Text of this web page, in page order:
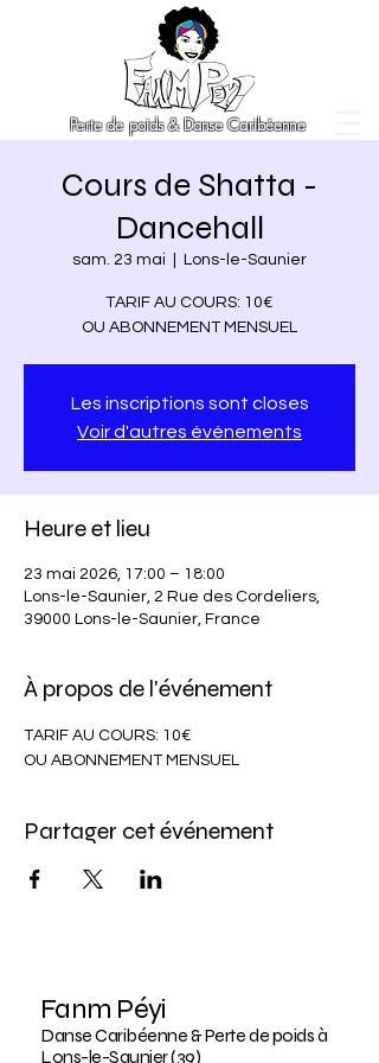
Perte de poids & Danse Caribéenne
Cours de Shatta -
Dancehall
sam. 23 mai Lons-le-Saunier
TARIF AU COURS: 10€
OU ABONNEMENT MENSUEL
Les inscriptions sont closes
Voir d'autres événements
Heure et lieu
23 mai 2026, 17:00 – 18:00
Lons-le-Saunier, 2 Rue des Cordeliers,
39000 Lons-le-Saunier, France
À propos de l'événement
TARIF AU COURS: 10€
OU ABONNEMENT MENSUEL
Partager cet événement
Fanm Péyi
Danse Caribéenne & Perte de poids à
Lons-le-Saunier (39)